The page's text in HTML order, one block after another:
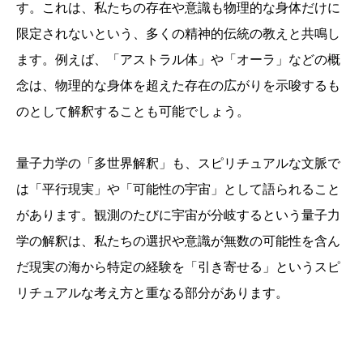
す。これは、私たちの存在や意識も物理的な身体だけに
限定されないという、多くの精神的伝統の教えと共鳴し
ます。例えば、「アストラル体」や「オーラ」などの概
念は、物理的な身体を超えた存在の広がりを示唆するも
のとして解釈することも可能でしょう。
量子力学の「多世界解釈」も、スピリチュアルな文脈で
は「平行現実」や「可能性の宇宙」として語られること
があります。観測のたびに宇宙が分岐するという量子力
学の解釈は、私たちの選択や意識が無数の可能性を含ん
だ現実の海から特定の経験を「引き寄せる」というスピ
リチュアルな考え方と重なる部分があります。